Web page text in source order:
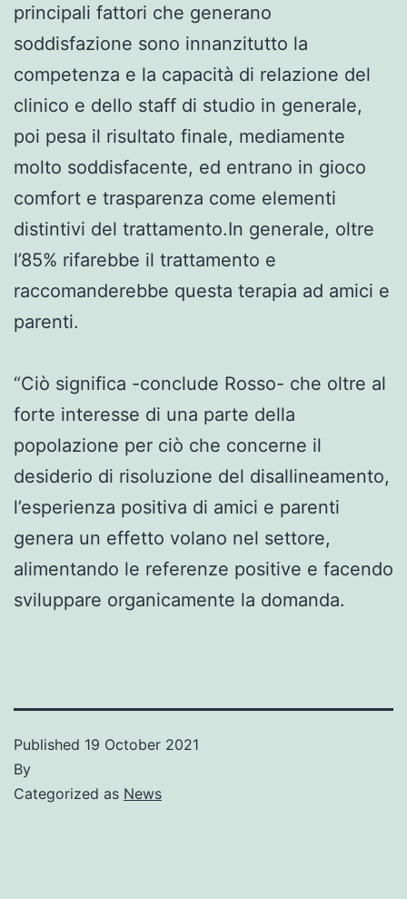
principali fattori che generano
soddisfazione sono innanzitutto la
competenza e la capacità di relazione del
clinico e dello staff di studio in generale,
poi pesa il risultato finale, mediamente
molto soddisfacente, ed entrano in gioco
comfort e trasparenza come elementi
distintivi del trattamento.In generale, oltre
l’85% rifarebbe il trattamento e
raccomanderebbe questa terapia ad amici e
parenti.
“Ciò significa -conclude Rosso- che oltre al
forte interesse di una parte della
popolazione per ciò che concerne il
desiderio di risoluzione del disallineamento,
l’esperienza positiva di amici e parenti
genera un effetto volano nel settore,
alimentando le referenze positive e facendo
sviluppare organicamente la domanda.
Published 19 October 2021
By
Categorized as News